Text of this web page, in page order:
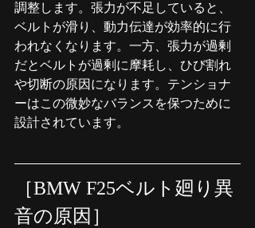
調整します。張力が不足していると、
ベルトが滑り、動力伝達が効率的に行
われなくなります。一方、張力が過剰
だとベルトが過剰に摩耗し、ひび割れ
や切断の原因になります。テンショナ
ーはこの微妙なバランスを保つために
設計されています。
［BMW F25ベルト廻り異
音の原因］